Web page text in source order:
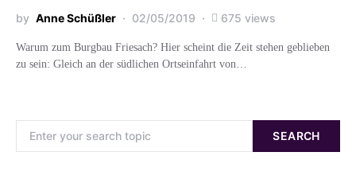
by Anne Schüßler 02/05/2019 675 views
Warum zum Burgbau Friesach? Hier scheint die Zeit stehen geblieben
zu sein: Gleich an der südlichen Ortseinfahrt von…
SEARCH